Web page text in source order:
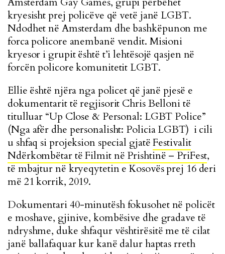
kryesisht prej policëve që vetë janë LGBT.
Ndodhet në Amsterdam dhe bashkëpunon me
forca policore anembanë vendit. Misioni
kryesor i grupit është t’i lehtësojë qasjen në
forcën policore komunitetit LGBT.
Ellie është njëra nga policet që janë pjesë e
dokumentarit të regjisorit Chris Belloni të
titulluar “Up Close & Personal: LGBT Police”
(Nga afër dhe personalisht: Policia LGBT) i cili
u shfaq si projeksion special gjatëFestivalit
Ndërkombëtar të Filmit në Prishtinë – PriFest,
të mbajtur në kryeqytetin e Kosovës prej 16 deri
më 21 korrik, 2019.
Dokumentari 40-minutësh fokusohet në policët
e moshave, gjinive, kombësive dhe gradave të
ndryshme, duke shfaqur vështirësitë me të cilat
janë ballafaquar kur kanë dalur haptas rreth